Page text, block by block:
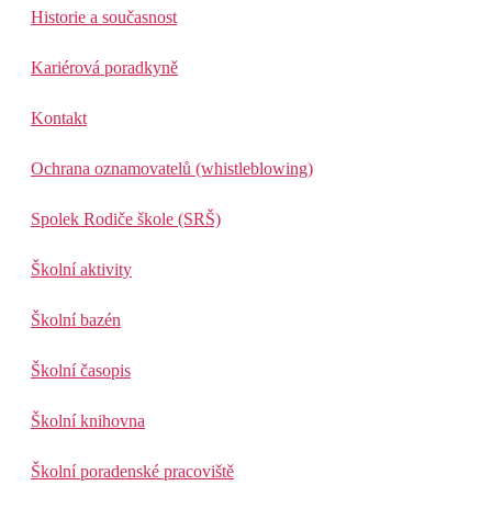
Historie a současnost
Kariérová poradkyně
Kontakt
Ochrana oznamovatelů (whistleblowing)
Spolek Rodiče škole (SRŠ)
Školní aktivity
Školní bazén
Školní časopis
Školní knihovna
Školní poradenské pracoviště